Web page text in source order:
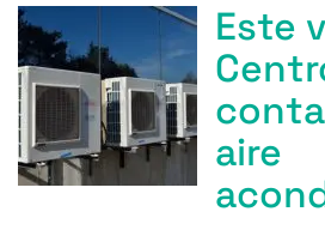
Este
aire